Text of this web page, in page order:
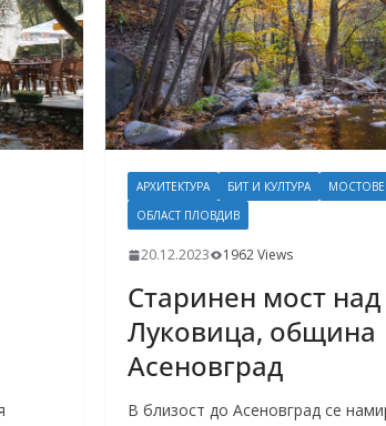
АРХИТЕКТУРА БИТ И КУЛТУРА
МОСТОВЕ
ОБЛАСТ ПЛОВДИВ
20.12.2023 1962 Views
Старинен мост над
Луковица, община
Асеновград
В близост до Асеновград се